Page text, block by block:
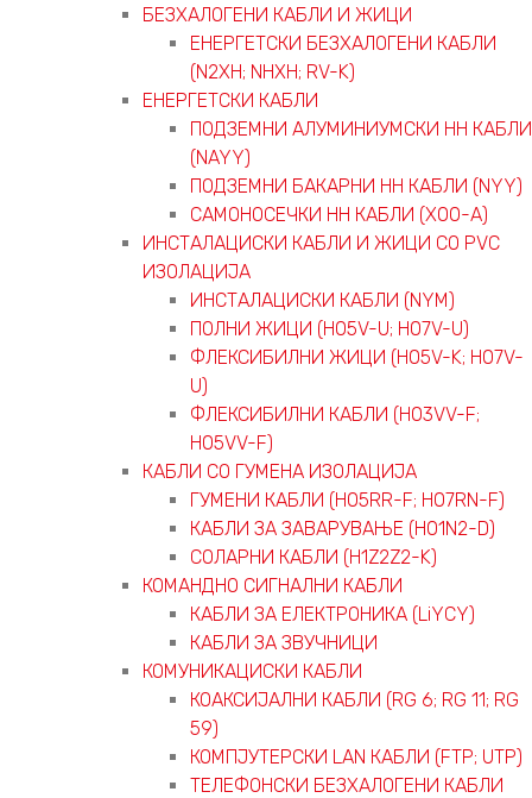
БЕЗХАЛОГЕНИ КАБЛИ И ЖИЦИ
ЕНЕРГЕТСКИ БЕЗХАЛОГЕНИ КАБЛИ
(N2XH; NHXH; RV-K)
ЕНЕРГЕТСКИ КАБЛИ
ПОДЗЕМНИ АЛУМИНИУМСКИ НН КАБЛИ
(NAYY)
ПОДЗЕМНИ БАКАРНИ НН КАБЛИ (NYY)
САМОНОСЕЧКИ НН КАБЛИ (X00-A)
ИНСТАЛАЦИСКИ КАБЛИ И ЖИЦИ СО PVC
ИЗОЛАЦИЈА
ИНСТАЛАЦИСКИ КАБЛИ (NYM)
ПОЛНИ ЖИЦИ (H05V-U; H07V-U)
ФЛЕКСИБИЛНИ ЖИЦИ (H05V-K; H07V-
U)
ФЛЕКСИБИЛНИ КАБЛИ (H03VV-F;
H05VV-F)
КАБЛИ СО ГУМЕНА ИЗОЛАЦИЈА
ГУМЕНИ КАБЛИ (H05RR-F; H07RN-F)
КАБЛИ ЗА ЗАВАРУВАЊЕ (H01N2-D)
СОЛАРНИ КАБЛИ (H1Z2Z2-K)
КОМАНДНО СИГНАЛНИ КАБЛИ
КАБЛИ ЗА ЕЛЕКТРОНИКА (LiYCY)
КАБЛИ ЗА ЗВУЧНИЦИ
КОМУНИКАЦИСКИ КАБЛИ
КОАКСИЈАЛНИ КАБЛИ (RG 6; RG 11; RG
59)
КОМПЈУТЕРСКИ LAN КАБЛИ (FTP; UTP)
ТЕЛЕФОНСКИ БЕЗХАЛОГЕНИ КАБЛИ